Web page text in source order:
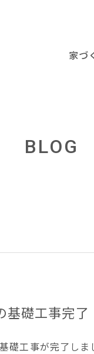
家づ
BLOG
基礎工事完了
礎工事が完了し